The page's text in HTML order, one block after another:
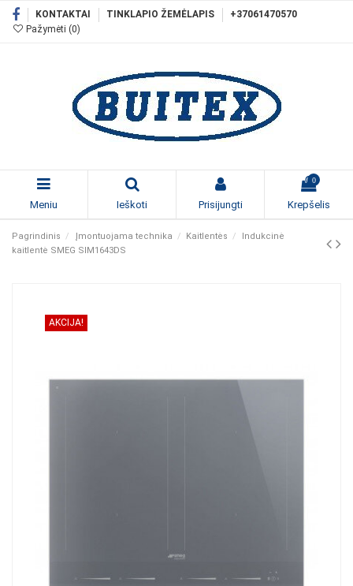
KONTAKTAI TINKLAPIO ŽEMĖLAPIS
+37061470570
Pažymėti (0)
Meniu Ieškoti Prisijungti
0
Krepšelis
Pagrindinis Įmontuojama technika Kaitlentės
Indukcinė
kaitlentė SMEG SIM1643DS
AKCIJA!